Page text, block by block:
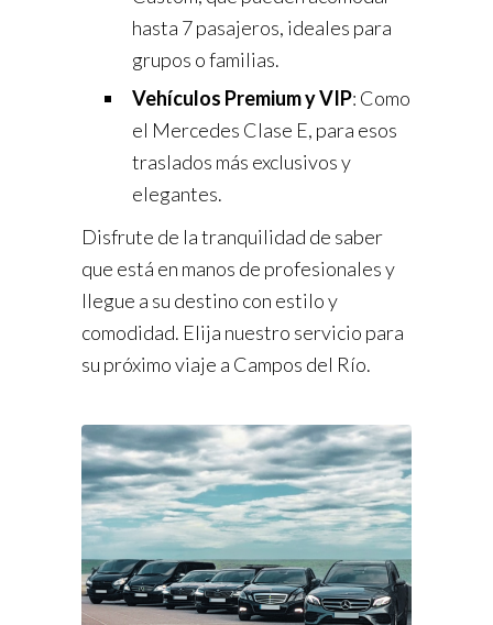
hasta 7 pasajeros, ideales para
grupos o familias.
Vehículos Premium y VIP: Como
el Mercedes Clase E, para esos
traslados más exclusivos y
elegantes.
Disfrute de la tranquilidad de saber
que está en manos de profesionales y
llegue a su destino con estilo y
comodidad. Elija nuestro servicio para
su próximo viaje a Campos del Río.